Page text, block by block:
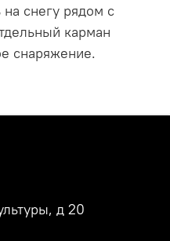
снегу рядом с
карман
снаряжение.
д 20